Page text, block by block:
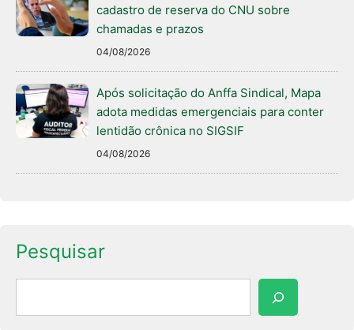
cadastro de reserva do CNU sobre
chamadas e prazos
04/08/2026
Após solicitação do Anffa Sindical, Mapa
adota medidas emergenciais para conter
lentidão crônica no SIGSIF
04/08/2026
Pesquisar